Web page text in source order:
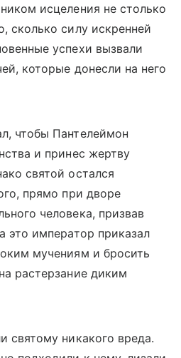
исцеления не столько
сколько силу искренней
успехи вызвали
которые донесли на него
чтобы Пантелеймон
и принес жертву
святой остался
прямо при дворе
человека, призвав
это император приказал
мучениям и бросить
растерзание диким
святому никакого вреда.